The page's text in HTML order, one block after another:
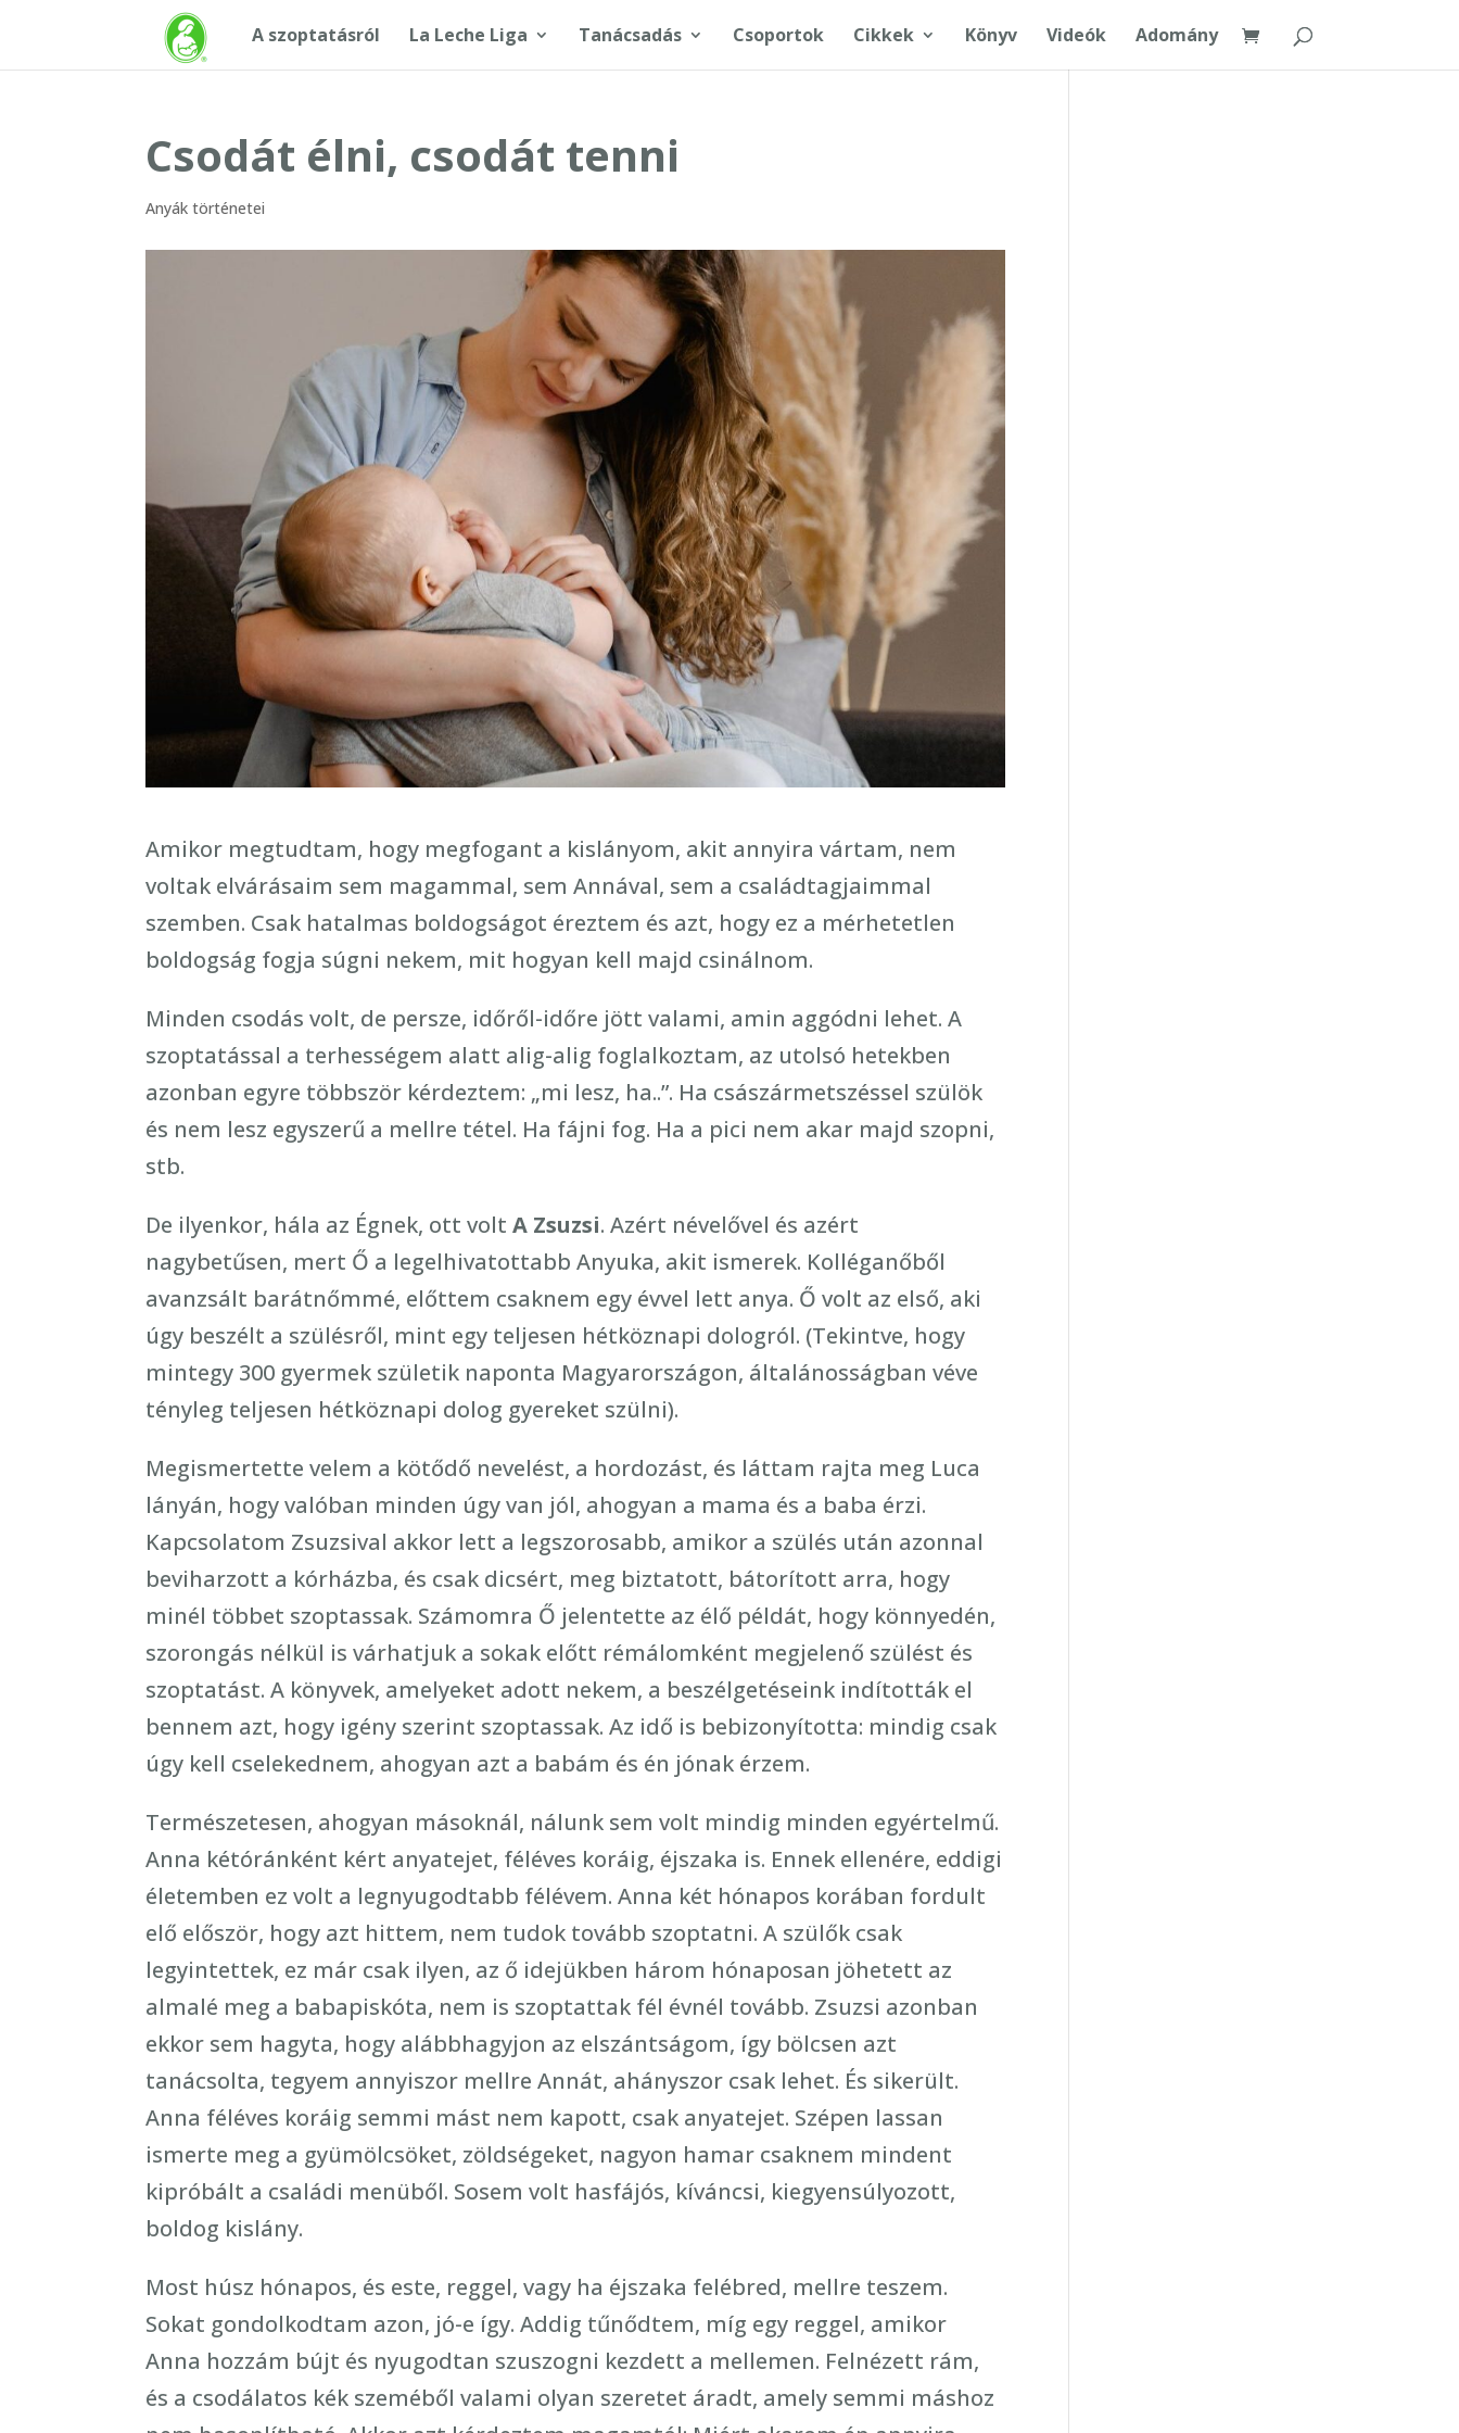
A szoptatásról La Leche Liga Tanácsadás Csoportok Cikkek Könyv Videók Adomány
Csodát élni, csodát tenni
Anyák történetei
Amikor megtudtam, hogy megfogant a kislányom, akit annyira vártam, nem
voltak elvárásaim sem magammal, sem Annával, sem a családtagjaimmal
szemben. Csak hatalmas boldogságot éreztem és azt, hogy ez a mérhetetlen
boldogság fogja súgni nekem, mit hogyan kell majd csinálnom.
Minden csodás volt, de persze, időről-időre jött valami, amin aggódni lehet. A
szoptatással a terhességem alatt alig-alig foglalkoztam, az utolsó hetekben
azonban egyre többször kérdeztem: „mi lesz, ha..”. Ha császármetszéssel szülök
és nem lesz egyszerű a mellre tétel. Ha fájni fog. Ha a pici nem akar majd szopni,
stb.
De ilyenkor, hála az Égnek, ott voltA Zsuzsi. Azért névelővel és azért
nagybetűsen, mert Ő a legelhivatottabb Anyuka, akit ismerek. Kolléganőből
avanzsált barátnőmmé, előttem csaknem egy évvel lett anya. Ő volt az első, aki
úgy beszélt a szülésről, mint egy teljesen hétköznapi dologról. (Tekintve, hogy
mintegy 300 gyermek születik naponta Magyarországon, általánosságban véve
tényleg teljesen hétköznapi dolog gyereket szülni).
Megismertette velem a kötődő nevelést, a hordozást, és láttam rajta meg Luca
lányán, hogy valóban minden úgy van jól, ahogyan a mama és a baba érzi.
Kapcsolatom Zsuzsival akkor lett a legszorosabb, amikor a szülés után azonnal
beviharzott a kórházba, és csak dicsért, meg biztatott, bátorított arra, hogy
minél többet szoptassak. Számomra Ő jelentette az élő példát, hogy könnyedén,
szorongás nélkül is várhatjuk a sokak előtt rémálomként megjelenő szülést és
szoptatást. A könyvek, amelyeket adott nekem, a beszélgetéseink indították el
bennem azt, hogy igény szerint szoptassak. Az idő is bebizonyította: mindig csak
úgy kell cselekednem, ahogyan azt a babám és én jónak érzem.
Természetesen, ahogyan másoknál, nálunk sem volt mindig minden egyértelmű.
Anna kétóránként kért anyatejet, féléves koráig, éjszaka is. Ennek ellenére, eddigi
életemben ez volt a legnyugodtabb félévem. Anna két hónapos korában fordult
elő először, hogy azt hittem, nem tudok tovább szoptatni. A szülők csak
legyintettek, ez már csak ilyen, az ő idejükben három hónaposan jöhetett az
almalé meg a babapiskóta, nem is szoptattak fél évnél tovább. Zsuzsi azonban
ekkor sem hagyta, hogy alábbhagyjon az elszántságom, így bölcsen azt
tanácsolta, tegyem annyiszor mellre Annát, ahányszor csak lehet. És sikerült.
Anna féléves koráig semmi mást nem kapott, csak anyatejet. Szépen lassan
ismerte meg a gyümölcsöket, zöldségeket, nagyon hamar csaknem mindent
kipróbált a családi menüből. Sosem volt hasfájós, kíváncsi, kiegyensúlyozott,
boldog kislány.
Most húsz hónapos, és este, reggel, vagy ha éjszaka felébred, mellre teszem.
Sokat gondolkodtam azon, jó-e így. Addig tűnődtem, míg egy reggel, amikor
Anna hozzám bújt és nyugodtan szuszogni kezdett a mellemen. Felnézett rám,
és a csodálatos kék szeméből valami olyan szeretet áradt, amely semmi máshoz